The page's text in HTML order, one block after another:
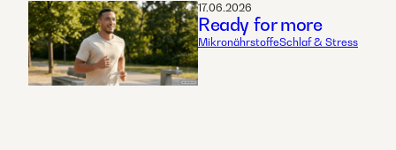
17.06.2026
Ready for more
MikronährstoffeSchlaf & Stress